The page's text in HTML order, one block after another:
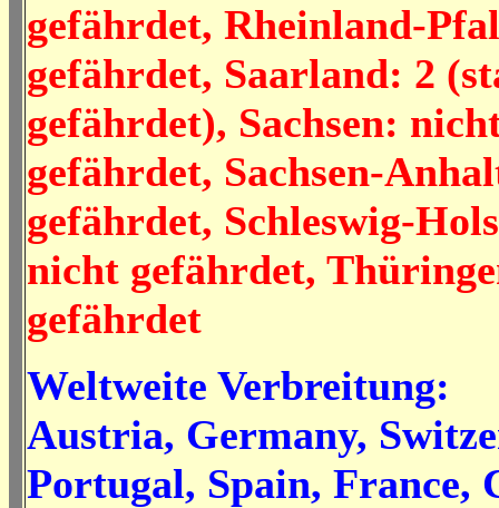
gefährdet, Rheinland-
gefährdet, Saarland: 2
gefährdet), Sachsen:
gefährdet, Sachsen-
gefährdet, Schleswig-
nicht gefährdet,
gefährdet
Weltweite Verbreitung:
Austria, Germany,
Portugal, Spain, France,